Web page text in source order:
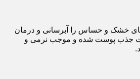
خشک و حساس را آبرسانی و درمان
جذب پوست شده و موجب نرمی و